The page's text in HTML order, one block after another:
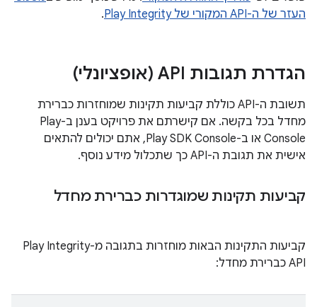
העזר של ה-API המקורי של Play Integrity
.
הגדרת תגובות API (אופציונלי)
תשובת ה-API כוללת קביעות תקינות שמוחזרות כברירת
מחדל בכל בקשה. אם קישרתם את פרויקט בענן ב-Play
Console או ב-Play SDK Console, אתם יכולים להתאים
אישית את תגובת ה-API כך שתכלול מידע נוסף.
קביעות תקינות שמוגדרות כברירת מחדל
קביעות התקינות הבאות מוחזרות בתגובה מ-Play Integrity
API כברירת מחדל: